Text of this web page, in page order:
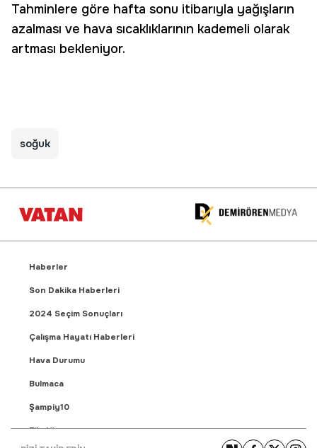
Tahminlere göre hafta sonu itibarıyla yağışların
azalması ve hava sıcaklıklarının kademeli olarak
artması bekleniyor.
soğuk
Haberler
Son Dakika Haberleri
2024 Seçim Sonuçları
Çalışma Hayatı Haberleri
Hava Durumu
Bulmaca
Şampiy10
Fikstür